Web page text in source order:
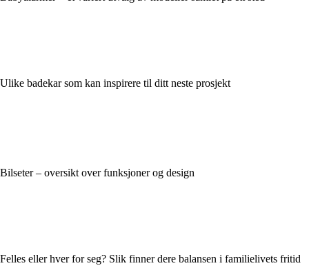
Ulike badekar som kan inspirere til ditt neste prosjekt
Bilseter – oversikt over funksjoner og design
Felles eller hver for seg? Slik finner dere balansen i familielivets fritid